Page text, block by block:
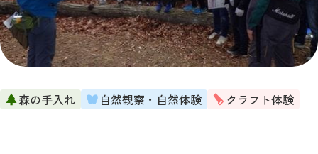
森の手入れ 自然観察・自然体験 クラフト体験